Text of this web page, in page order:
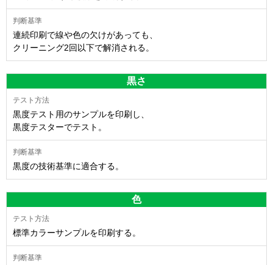
連続印刷で線や色の欠けがあっても、
クリーニング2回以下で解消される。
黒さ
黒度テスト用のサンプルを印刷し、
黒度テスターでテスト。
黒度の技術基準に適合する。
色
標準カラーサンプルを印刷する。